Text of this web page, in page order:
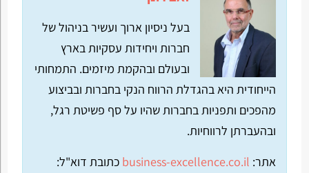
בעל ניסיון ארוך ועשיר בניהול של
חברות ויחידות עסקיות בארץ
ובעולם ובהקמת מיזמים. התמחותי
הייחודית היא בהגדלת הרווח הנקי בחברות ובביצוע
מהפכים ותפניות בחברות שהיו על סף פשיטת רגל,
ובהעברתן לרווחיות.
אתר: business-excellence.co.il כתובת דוא"ל: